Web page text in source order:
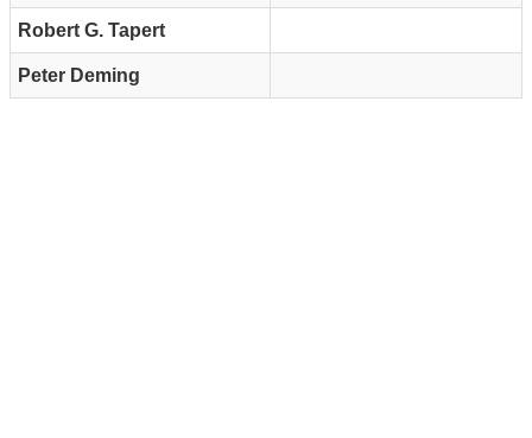
Robert G. Tapert
Peter Deming